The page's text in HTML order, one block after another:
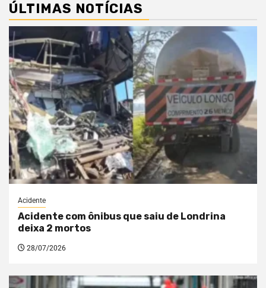
ÚLTIMAS NOTÍCIAS
Acidente
Acidente com ônibus que saiu de Londrina
deixa 2 mortos
28/07/2026